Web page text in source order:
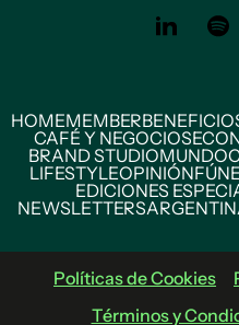
HOMEMEMBER
CAFÉ Y NEGOCIOS
BRAND STUDIOMUNDO
LIFESTYLEOPINIÓN
EDICIONES
NEWSLETTERS
Políticas de Cookies
Términos y